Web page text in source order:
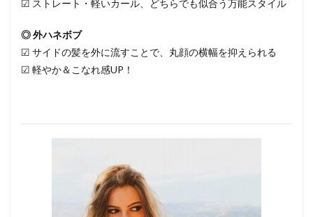
☑ ストレート・軽いカール、どちらでも似合う万能スタイル
◎ 外ハネボブ
☑ サイドの髪を外に流すことで、丸顔の横幅を抑えられる
☑ 軽やか＆こなれ感UP！